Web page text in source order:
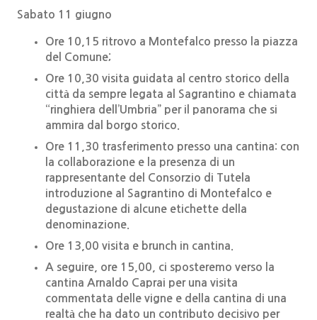
Sabato 11 giugno
Ore 10,15 ritrovo a Montefalco presso la piazza
del Comune;
Ore 10,30 visita guidata al centro storico della
città da sempre legata al Sagrantino e chiamata
“ringhiera dell’Umbria” per il panorama che si
ammira dal borgo storico.
Ore 11,30 trasferimento presso una cantina: con
la collaborazione e la presenza di un
rappresentante del Consorzio di Tutela
introduzione al Sagrantino di Montefalco e
degustazione di alcune etichette della
denominazione.
Ore 13,00 visita e brunch in cantina.
A seguire, ore 15,00, ci sposteremo verso la
cantina Arnaldo Caprai per una visita
commentata delle vigne e della cantina di una
realtà che ha dato un contributo decisivo per